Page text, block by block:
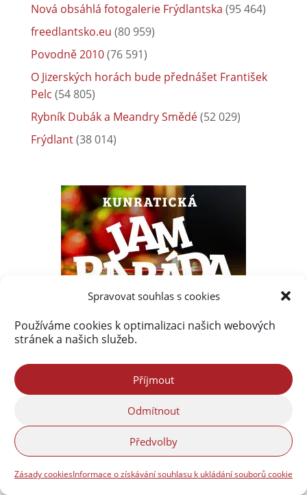
Spravovat souhlas s cookies
Používáme cookies k optimalizaci našich webových
stránek a našich služeb.
Příjmout
Odmítnout
Předvolby
Zásady cookiesInformace o získávání souhlasu k ukládání souborů cookie
Nová obsáhlá fotogalerie Frýdlantska (95 464)
freedlantsko.eu (80 959)
Povodně 2010(76 591)
O Jizerských horách bude přednášet František
Pelc (54 805)
Rybník Dubák a Meandry Smědé(52 029)
Frýdlant(38 014)
Nejnovější komentáře
Hejnické VínoHraní 2026
Petr Jeřábek:Hejnické VínoHraní 2026
Matyáš Holický:Volná pracovní místa ve